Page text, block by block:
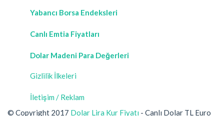
Yabancı Borsa Endeksleri
Canlı Emtia Fiyatları
Dolar Madeni Para Değerleri
Gizlilik İlkeleri
İletişim / Reklam
© Copyright 2017 Dolar Lira Kur Fiyatı - Canlı Dolar TL Euro